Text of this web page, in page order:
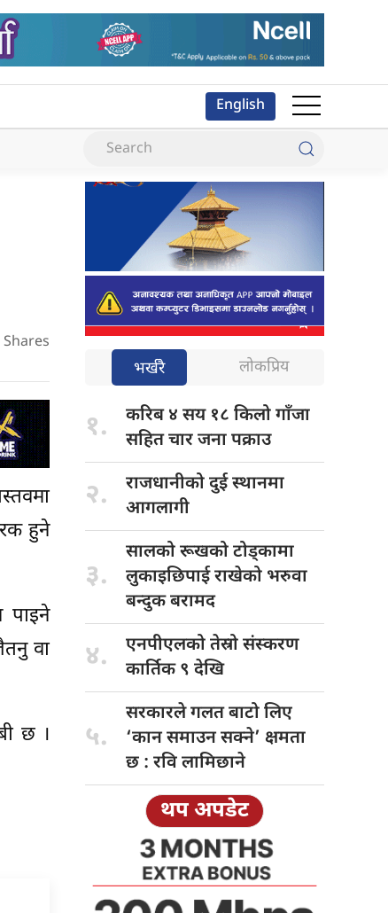
English
Shares
हुने
पाइने
वा
छ ।
भर्खरै लोकप्रिय
१. करिब ४ सय १८ किलो गाँजा
सहित चार जना पक्राउ
२. राजधानीको दुईस्थानमा
आगलागी
३.
सालको रूखकोटोड्कामा
लुकाइछिपाई राखेको भरुवा
बन्दुक बरामद
४. एनपीएलको तेस्रोसंस्करण
कार्तिक ९ देखि
५.
सरकारले गलतबाटो लिए
‘कान समाउन सक्ने’ क्षमता
छ : रवि लामिछाने
थप अपडेट